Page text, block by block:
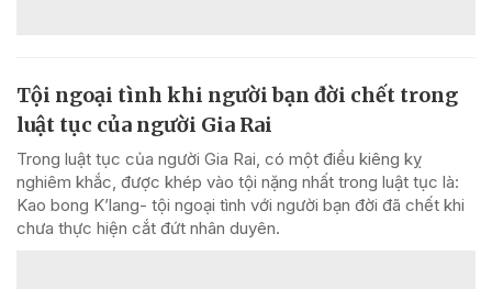
Tội ngoại tình khi người bạn đời chết trong
luật tục của người Gia Rai
Trong luật tục của người Gia Rai, có một điều kiêng kỵ
nghiêm khắc, được khép vào tội nặng nhất trong luật tục là:
Kao bong K’lang- tội ngoại tình với người bạn đời đã chết khi
chưa thực hiện cắt đứt nhân duyên.